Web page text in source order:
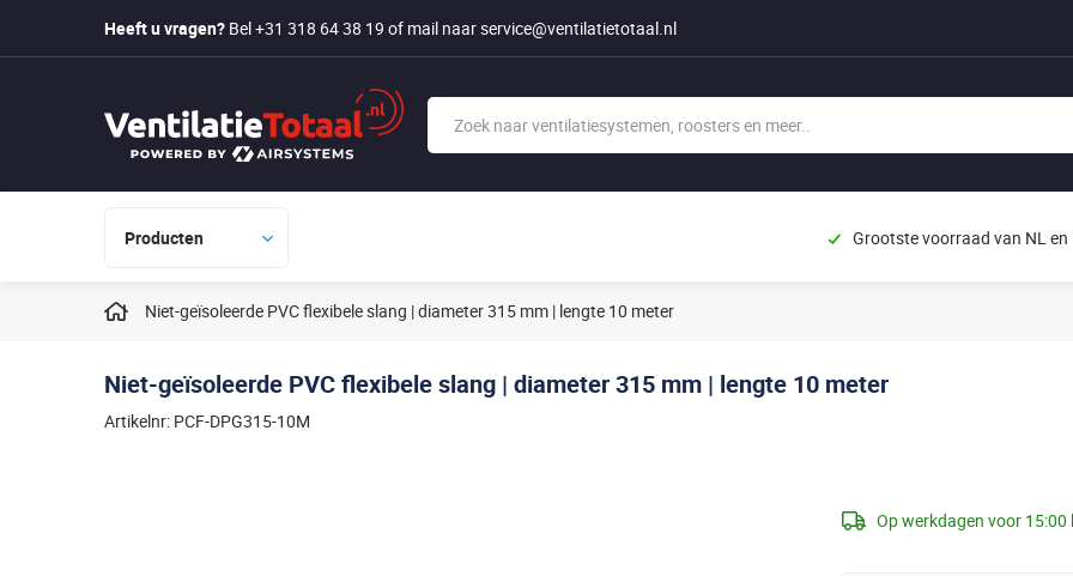
Heeft u vragen? Bel +31 318 64 38 19 of mail naarservice@ventilatietotaal.nl
Producten Grootste voorraad van NL en
Niet-geïsoleerde PVC flexibele slang | diameter 315 mm | lengte 10 meter
Niet-geïsoleerde PVC flexibele slang | diameter 315 mm | lengte 10 meter
Artikelnr: PCF-DPG315-10M
Op werkdagen voor